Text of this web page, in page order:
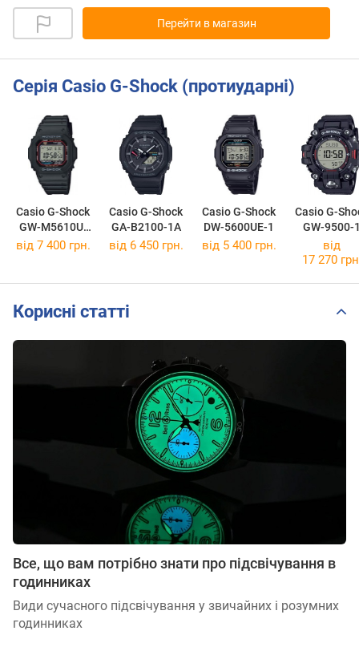
Перейти в магазин
Серія Casio G-Shock (протиударні)
Casio G-Shock
GW-M5610U-
1E
Casio G-Shock
GA-B2100-1A
Casio G-Shock
DW-5600UE-1
Casio G-
GW-9500-
від 7 400 грн. від 6 450 грн. від 5 400 грн.
від
17 270
Корисні статті
Все, що вам потрібно знати про підсвічування в
годинниках
Види сучасного підсвічування у звичайних і розумних
годинниках